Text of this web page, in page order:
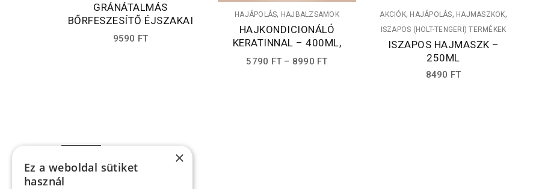
GRÁNÁTALMÁS
BŐRFESZESÍTŐ ÉJSZAKAI
ARCKRÉM – 50 ML
9590 FT
HAJÁPOLÁS, HAJBALZSAMOK
HAJKONDICIONÁLÓ
KERATINNAL – 400ML,
780ML
5790 FT – 8990 FTÁRTARTOMÁNY:
AKCIÓK, HAJÁPOLÁS, HAJMASZKOK,
ISZAPOS (HOLT-TENGERI) TERMÉKEK
ISZAPOS HAJMASZK –
250ML
8490 FT
×
Ez a weboldal sütiket
használ